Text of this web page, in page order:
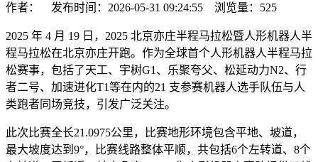
作者： 发布时间：2026-05-31 09:24:55 浏览量： 525
2025 年 4 月 19 日，2025 北京亦庄半程马拉松暨人形机器人半
程马拉松在北京亦庄开跑。作为全球首个人形机器人半程马拉
松赛事，包括了天工、宇树G1、乐聚夸父、松延动力N2、行
者二号、加速进化T1等在内的21 支参赛机器人选手队伍与人
类跑者同场竞技，引发广泛关注。
此次比赛全长21.0975公里，比赛地形环境包含平地、坡道，
最大坡度达到9°，比赛线路整体平顺，共包括6个左转道、8个